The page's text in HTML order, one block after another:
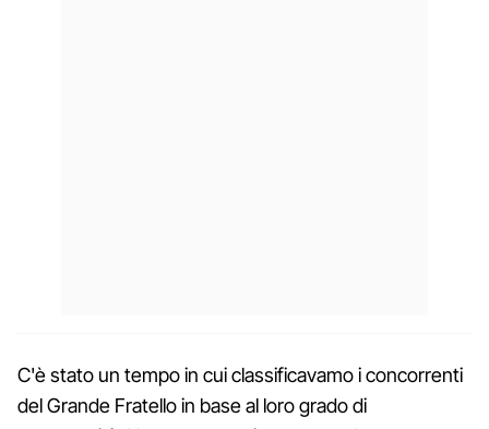
C'è stato un tempo in cui classificavamo i concorrenti
del Grande Fratello in base al loro grado di